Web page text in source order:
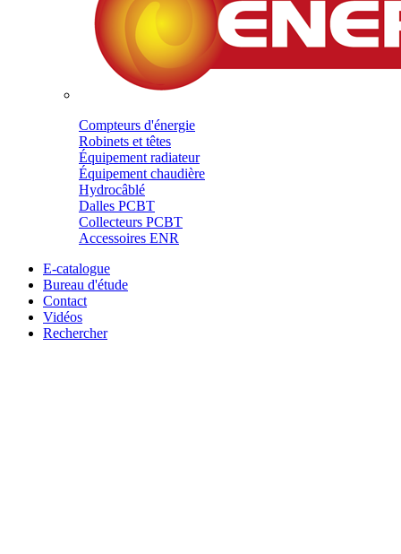
Compteurs d'énergie
Robinets et têtes
Équipement radiateur
Équipement chaudière
Hydrocâblé
Dalles PCBT
Collecteurs PCBT
Accessoires ENR
E-catalogue
Bureau d'étude
Contact
Vidéos
Rechercher